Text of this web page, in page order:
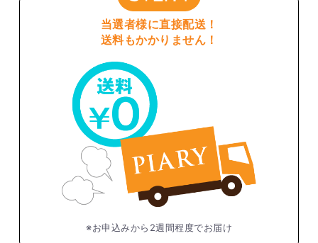
当選者様に直接配送！
送料もかかりません！
※お申込みから2週間程度でお届け